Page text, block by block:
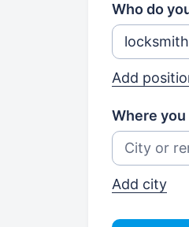
Who do
Add
Where
Add city